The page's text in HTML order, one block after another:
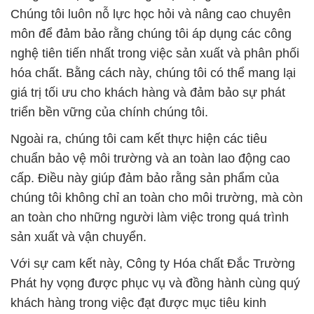
Chúng tôi luôn nỗ lực học hỏi và nâng cao chuyên
môn để đảm bảo rằng chúng tôi áp dụng các công
nghệ tiên tiến nhất trong việc sản xuất và phân phối
hóa chất. Bằng cách này, chúng tôi có thể mang lại
giá trị tối ưu cho khách hàng và đảm bảo sự phát
triển bền vững của chính chúng tôi.
Ngoài ra, chúng tôi cam kết thực hiện các tiêu
chuẩn bảo vệ môi trường và an toàn lao động cao
cấp. Điều này giúp đảm bảo rằng sản phẩm của
chúng tôi không chỉ an toàn cho môi trường, mà còn
an toàn cho những người làm việc trong quá trình
sản xuất và vận chuyển.
Với sự cam kết này, Công ty Hóa chất Đắc Trường
Phát hy vọng được phục vụ và đồng hành cùng quý
khách hàng trong việc đạt được mục tiêu kinh